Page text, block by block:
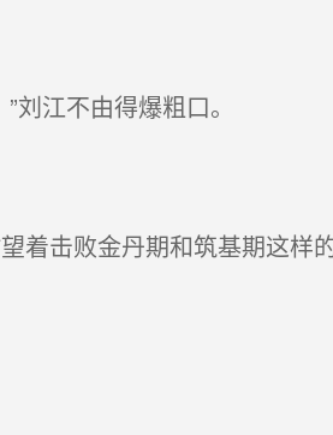
江不由得爆粗口。
击败金丹期和筑基期这样